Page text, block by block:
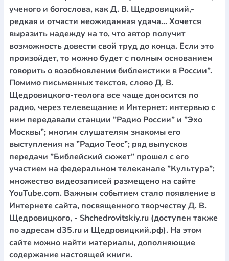
ученого и богослова, как Д. В. Щедровицкий,-
редкая и отчасти неожиданная удача... Хочется
выразить надежду на то, что автор получит
возможность довести свой труд до конца. Если это
произойдет, то можно будет с полным основанием
говорить о возобновлении библеистики в России”.
Помимо письменных текстов, слово Д. В.
Щедровицкого-теолога все чаще доносится по
радио, через телевещание и Интернет: интервью с
ним передавали станции ”Радио России” и ”Эхо
Москвы”; многим слушателям знакомы его
выступления на ”Радио Теос”; ряд выпусков
передачи ”Библейский сюжет” прошел с его
участием на федеральном телеканале ”Культура”;
множество видеозаписей размещено на сайте
YouTube.com. Важным событием стало появление в
Интернете сайта, посвященного творчеству Д. В.
Щедровицкого, - Shchedrovitskiy.ru (доступен также
по адресам d35.ru и Щедровицкий.рф). На этом
сайте можно найти материалы, дополняющие
содержание настоящей книги.